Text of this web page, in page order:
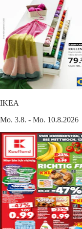
IKEA
Mo. 3.8. - Mo. 10.8.2026